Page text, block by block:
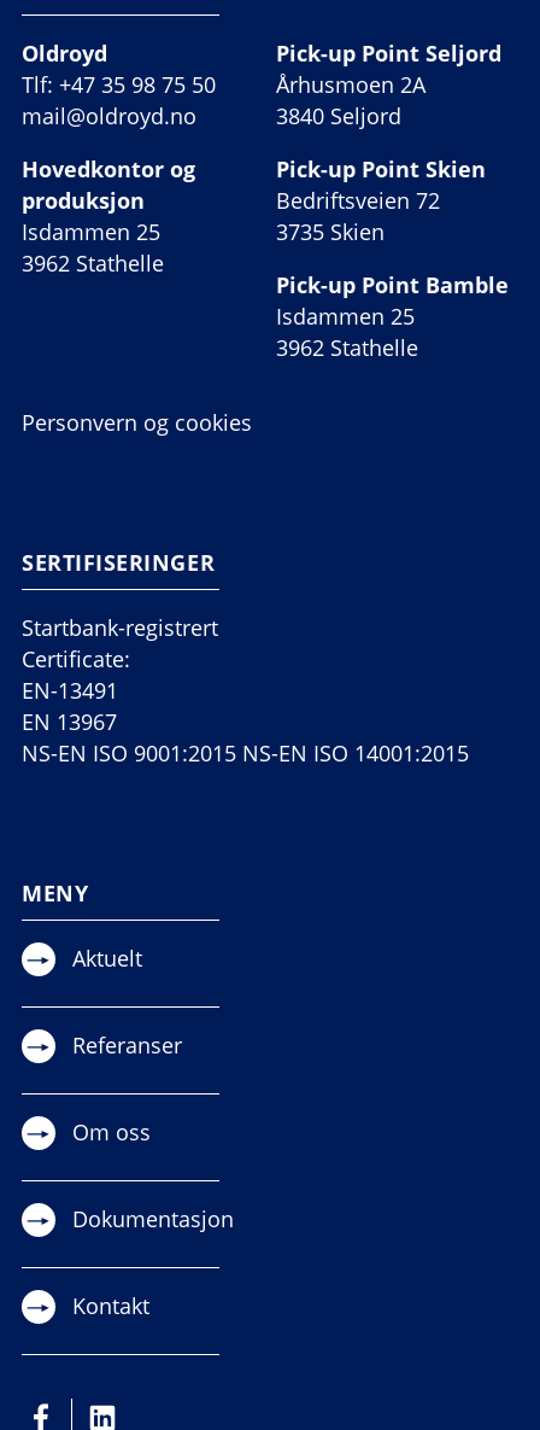
Oldroyd
Tlf: +47 35 98 75 50
mail@oldroyd.no
Hovedkontor og
produksjon
Isdammen 25
3962 Stathelle
Pick-up Point Seljord
Århusmoen 2A
3840 Seljord
Pick-up Point Skien
Bedriftsveien 72
3735 Skien
Pick-up Point Bamble
Isdammen 25
3962 Stathelle
Personvern og cookies
SERTIFISERINGER
Startbank-registrert
Certificate:
EN-13491
EN 13967
NS-EN ISO 9001:2015 NS-EN ISO 14001:2015
MENY
Aktuelt
Referanser
Om oss
Dokumentasjon
Kontakt